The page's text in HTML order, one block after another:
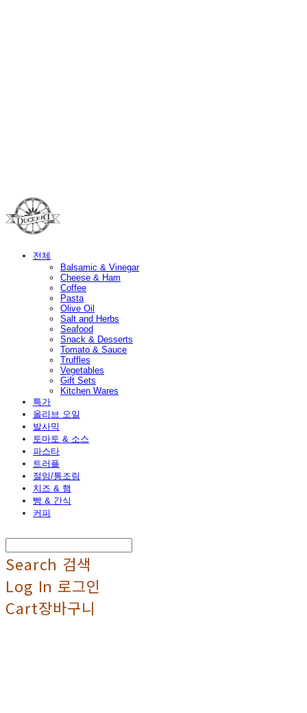
전체
Balsamic & Vinegar
Cheese & Ham
Coffee
Pasta
Olive Oil
Salt and Herbs
Seafood
Snack & Desserts
Tomato & Sauce
Truffles
Vegetables
Gift Sets
Kitchen Wares
특가
올리브 오일
발사믹
토마토 & 소스
파스타
트러플
절임/통조림
치즈 & 햄
빵 & 간식
커피
Search 검색
Log In 로그인
Cart장바구니